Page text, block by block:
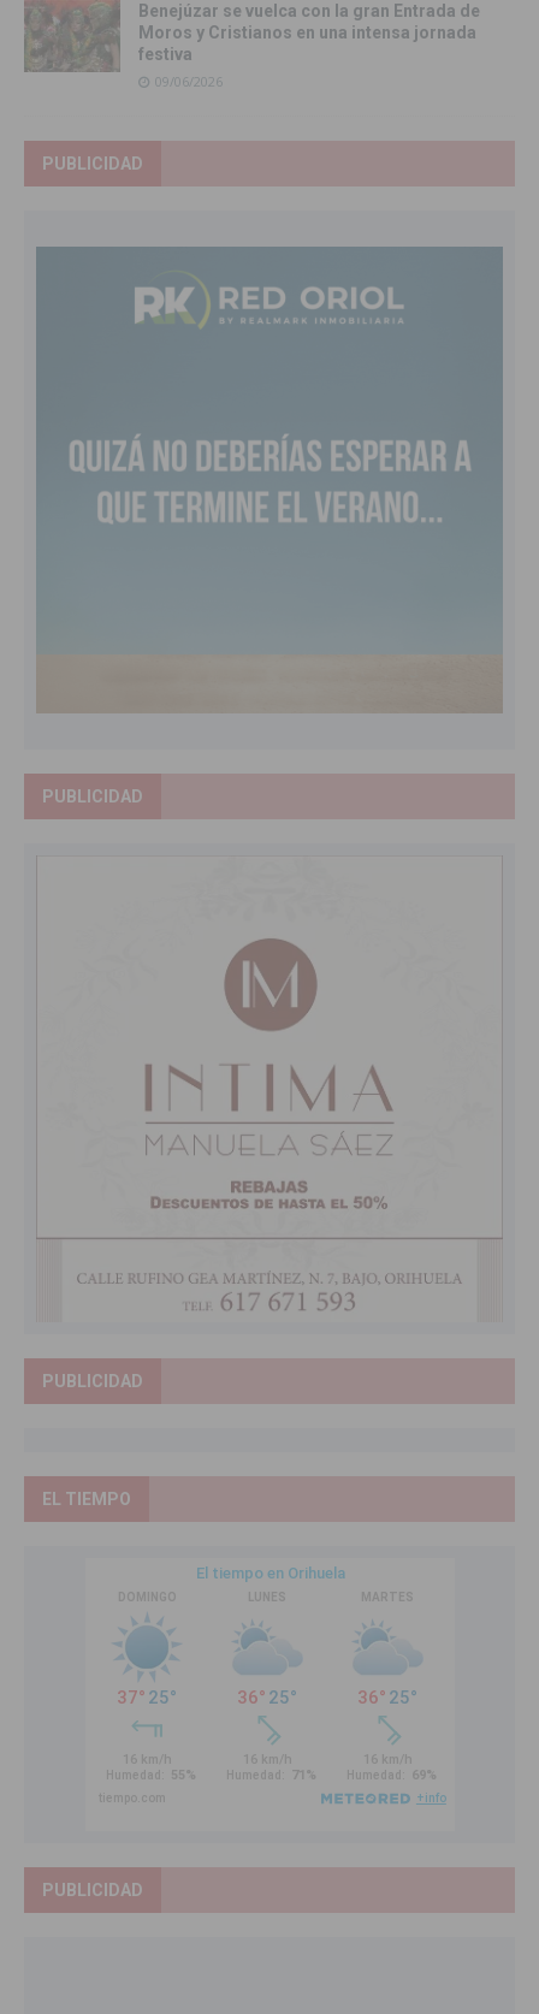
Benejúzar se vuelca con la gran Entrada de
Moros y Cristianos en una intensa jornada
festiva
09/06/2026
PUBLICIDAD
PUBLICIDAD
PUBLICIDAD
EL TIEMPO
PUBLICIDAD